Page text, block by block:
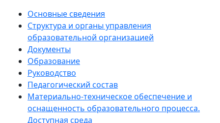
Основные сведения
Структура и органы управления
образовательной организацией
Документы
Образование
Руководство
Педагогический состав
Материально-техническое обеспечение и
оснащенность образовательного процесса.
Доступная среда